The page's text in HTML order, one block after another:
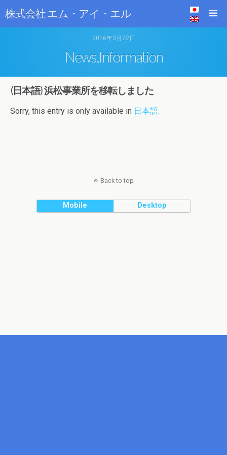
株式会社 エム・アイ・エル
2016年3月22日
News,Information
(日本語) 浜松事業所を移転しました
Sorry, this entry is only available in 日本語.
Back to top
Mobile Desktop